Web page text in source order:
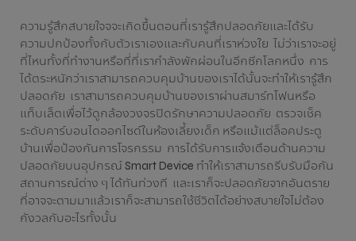
ความรู้สึกสบายใจจจะเกิดขึ้นตอนที่เรารู้สึกปลอดภัยและได้รับ
ความปกป้องทั้งกับตัวเราเองและกับคนที่เราห่วงใย ไม่ว่าเราจะอยู่
ที่ไหนทั้งที่ทำงานหรือที่ที่เรากำลังพักผ่อนในอีกซีกโลกหนึ่ง การ
ได้ตระหนักว่าเราสามารถควบคุมบ้านของเราได้นั้นจะทำให้เรารู้สึก
ปลอดภัย เราสามารถควบคุมบ้านของเราผ่านสมาร์ทโฟนหรือ
แท็บเล็ตเพื่อไว้ดูกล้องวงจรปิดรักษาความปลอดภัย ตรวจเช็ค
ระดับคาร์บอนไดออกไซด์ในห้องเลี้ยงเด็ก หรือแม้แต่ล็อคประตู
บ้านเพื่อป้องกันการโจรกรรม การได้รับการแจ้งเตือนด้านความ
ปลอดภัยบนอุปกรณ์ Smart Device ทำให้เราสามารถรีบรับมือกัน
สถานการณ์ต่าง ๆ ได้ทันท่วงที และเราก็จะปลอดภัยจากอันตราย
ที่อาจจะตามมาแล้วเราก็จะสามารถใช้ชีวิตได้อย่างสบายใจไม่ต้อง
กังวลกับอะไรทั้งนั้น